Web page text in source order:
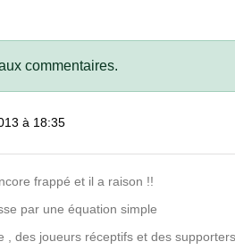
commentaires.
à 18:35
frappé et il a raison !!
par une équation simple
des joueurs réceptifs et des